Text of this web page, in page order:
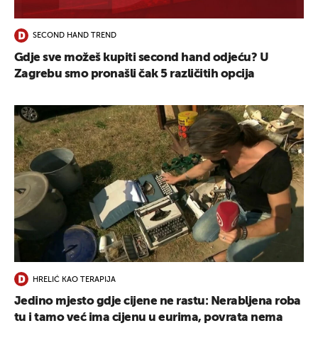
SECOND HAND TREND
Gdje sve možeš kupiti second hand odjeću? U
Zagrebu smo pronašli čak 5 različitih opcija
HRELIĆ KAO TERAPIJA
Jedino mjesto gdje cijene ne rastu: Nerabljena roba
tu i tamo već ima cijenu u eurima, povrata nema
UKLJUČITE NOTIFIKACIJE